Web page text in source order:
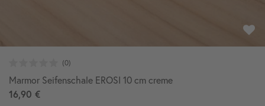
Marmor Seifenschale EROSI 10 cm creme
16,90 €